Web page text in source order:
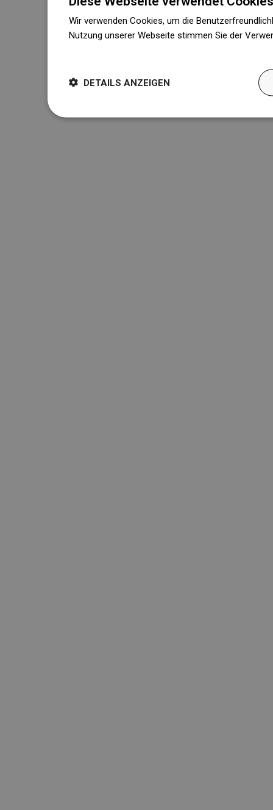
Wir verwenden Cookies, um die
Nutzung unserer Webseite stimmen Sie der
DETAILS ANZEIGEN